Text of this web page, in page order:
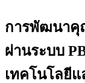
การพัฒนาคุ
ผ่านระบบ
เทคโนโลยี